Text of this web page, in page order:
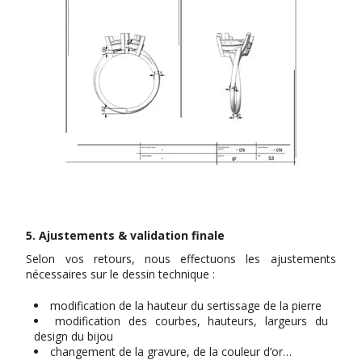
5. Ajustements & validation finale
Selon vos retours, nous effectuons les ajustements
nécessaires sur le dessin technique :
modification de la hauteur du sertissage de la pierre
modification des courbes, hauteurs, largeurs du
design du bijou
changement de la gravure, de la couleur d’or…